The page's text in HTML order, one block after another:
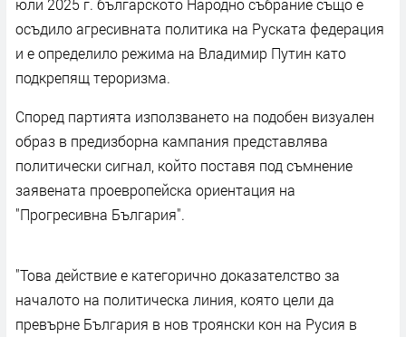
юли 2025 г. българското Народно събрание също е
осъдило агресивната политика на Руската федерация
и е определило режима на Владимир Путин като
подкрепящ тероризма.
Според партията използването на подобен визуален
образ в предизборна кампания представлява
политически сигнал, който поставя под съмнение
заявената проевропейска ориентация на
"Прогресивна България".
"Това действие е категорично доказателство за
началото на политическа линия, която цели да
превърне България в нов троянски кон на Русия в